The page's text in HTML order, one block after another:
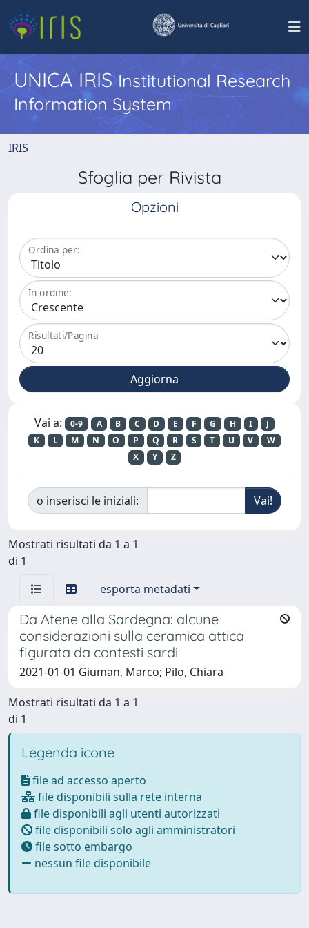
UNICA IRISInstitutional Research
Information System
IRIS
Sfoglia per Rivista
Opzioni
Ordina per:
In ordine:
Risultati/Pagina
Vai a: 0-9 A B C D E F G H I
J
K
L M N O P Q R S T U V
W
X
Y Z
o inserisci le iniziali:
Mostrati risultati da 1 a 1
di 1
esporta metadati
Da Atene alla Sardegna: alcune
considerazioni sulla ceramica attica
figurata da contesti sardi
2021-01-01 Giuman, Marco; Pilo, Chiara
Mostrati risultati da 1 a 1
di 1
Legenda icone
file ad accesso aperto
file disponibili sulla rete interna
file disponibili agli utenti autorizzati
file disponibili solo agli amministratori
file sotto embargo
nessun file disponibile